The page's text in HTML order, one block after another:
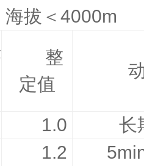
拔＜4000m
整
定值
1.0
长
1.2